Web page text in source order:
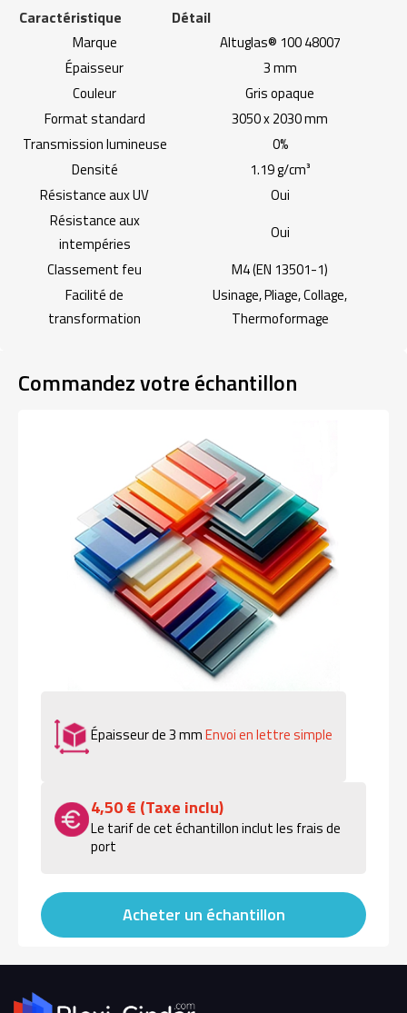
Caractéristique Détail
Marque
Altuglas® 100 48007
Épaisseur
3 mm
Couleur
Gris opaque
Format standard
3050 x 2030 mm
Transmission lumineuse
0%
Densité
1.19 g/cm³
Résistance aux UV
Oui
Résistance aux
intempéries
Oui
Classement feu
M4 (EN 13501-1)
Facilité de
transformation
Usinage, Pliage, Collage,
Thermoformage
Commandez votre échantillon
Épaisseur de 3 mmEnvoi en lettre simple
4,50 € (Taxe inclu)
Le tarif de cet échantillon inclut les frais de
port
Acheter un échantillon